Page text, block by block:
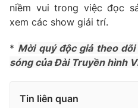
Tư vấn
Chuyên mục khác
Emagazine
niềm vui trong việc đọc
xem các show giải trí.
* Mời quý độc giả theo
sóng của Đài Truyền hình
Tin liên quan